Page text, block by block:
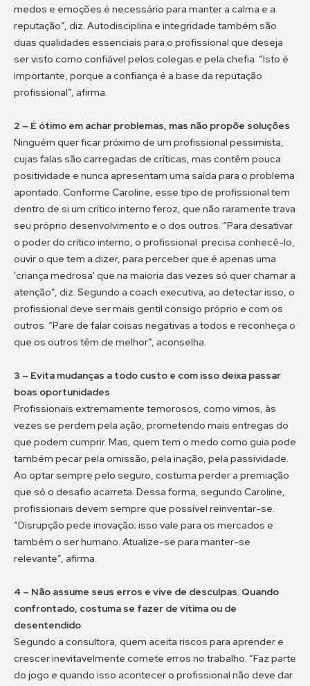
medos e emoções é necessário para manter a calma e a
reputação”, diz. Autodisciplina e integridade também são
duas qualidades essenciais para o profissional que deseja
ser visto como confiável pelos colegas e pela chefia. “Isto é
importante, porque a confiança é a base da reputação
profissional”, afirma.
2 – É ótimo em achar problemas, mas não propõe soluções
Ninguém quer ficar próximo de um profissional pessimista,
cujas falas são carregadas de críticas, mas contêm pouca
positividade e nunca apresentam uma saída para o problema
apontado. Conforme Caroline, esse tipo de profissional tem
dentro de si um crítico interno feroz, que não raramente trava
seu próprio desenvolvimento e o dos outros. “Para desativar
o poder do crítico interno, o profissional precisa conhecê-lo,
ouvir o que tem a dizer, para perceber que é apenas uma
'criança medrosa' que na maioria das vezes só quer chamar a
atenção”, diz. Segundo a coach executiva, ao detectar isso, o
profissional deve ser mais gentil consigo próprio e com os
outros. “Pare de falar coisas negativas a todos e reconheça o
que os outros têm de melhor”, aconselha.
3 – Evita mudanças a todo custo e com isso deixa passar
boas oportunidades
Profissionais extremamente temorosos, como vimos, às
vezes se perdem pela ação, prometendo mais entregas do
que podem cumprir. Mas, quem tem o medo como guia pode
também pecar pela omissão, pela inação, pela passividade.
Ao optar sempre pelo seguro, costuma perder a premiação
que só o desafio acarreta. Dessa forma, segundo Caroline,
profissionais devem sempre que possível reinventar-se.
“Disrupção pede inovação; isso vale para os mercados e
também o ser humano. Atualize-se para manter-se
relevante”, afirma.
4 – Não assume seus erros e vive de desculpas. Quando
confrontado, costuma se fazer de vítima ou de
desentendido
Segundo a consultora, quem aceita riscos para aprender e
crescer inevitavelmente comete erros no trabalho. “Faz parte
do jogo e quando isso acontecer o profissional não deve dar